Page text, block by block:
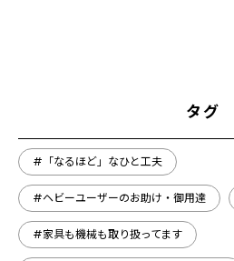
タグ
#「なるほど」なひと工夫
#ヘビーユーザーのお助け・御用達
#家具も機械も取り扱ってます